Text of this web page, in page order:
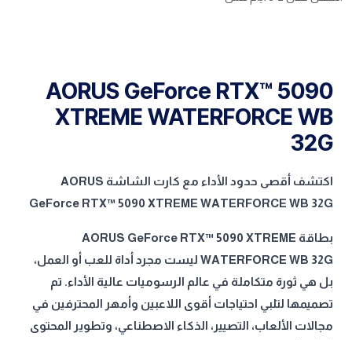
AORUS GeForce RTX™ 5090
XTREME WATERFORCE WB
32G
اكتشف أقصى حدود الأداء مع كارت الشاشة AORUS
GeForce RTX™ 5090 XTREME WATERFORCE WB 32G
بطاقة AORUS GeForce RTX™ 5090 XTREME
WATERFORCE WB 32G ليست مجرد أداة للعب أو العمل،
بل هي ثورة متكاملة في عالم الرسوميات عالية الأداء. تم
تصميمها لتلبي احتياجات أقوى اللاعبين وأمهر المحترفين في
مجالات الألعاب، التصيير، الذكاء الاصطناعي، وتطوير المحتوى